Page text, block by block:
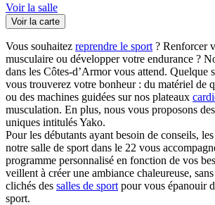
Voir la salle
Voir la carte
Vous souhaitez reprendre le sport ? Renforcer
musculaire ou développer votre endurance ?
dans les Côtes-d’Armor vous attend. Quelque
vous trouverez votre bonheur : du matériel de
ou des machines guidées sur nos plateaux
musculation. En plus, nous vous proposons
uniques intitulés Yako.
Pour les débutants ayant besoin de conseils,
notre salle de sport dans le 22 vous
programme personnalisé en fonction de vos
veillent à créer une ambiance chaleureuse,
clichés des salles de sport pour vous épanouir
sport.